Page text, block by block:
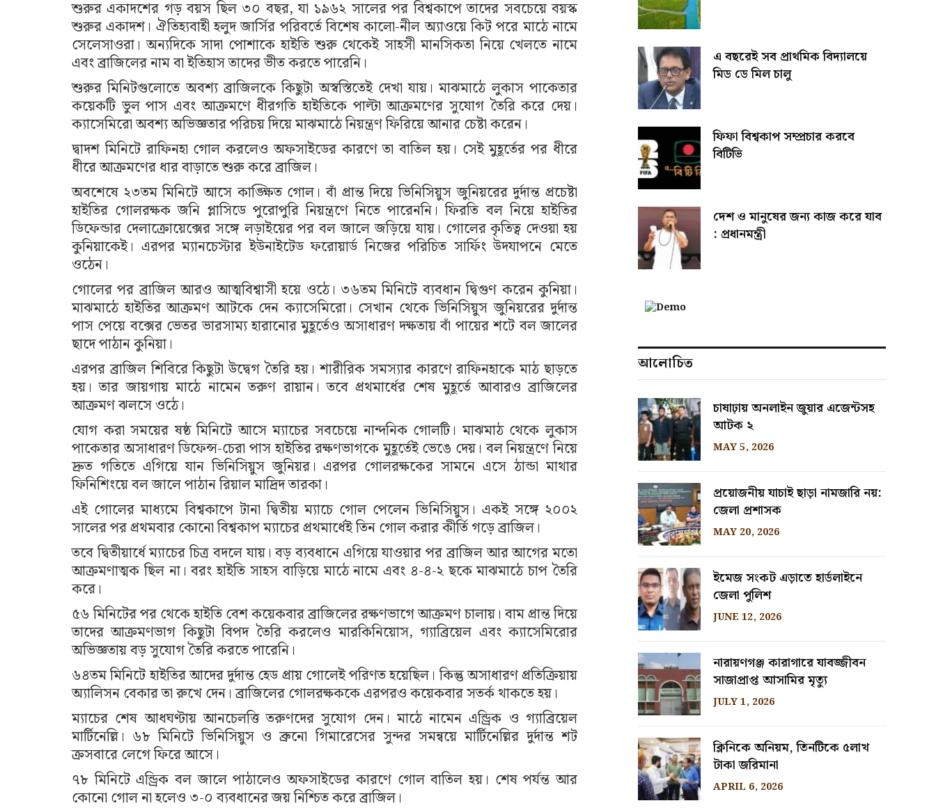
শুরুর একাদশের গড় বয়স ছিল ৩০ বছর, যা ১৯৬২ সালের পর বিশ্বকাপে তাদের সবচেয়ে বয়স্ক
শুরুর একাদশ। ঐতিহ্যবাহী হলুদ জার্সির পরিবর্তে বিশেষ কালো-নীল অ্যাওয়ে কিট পরে মাঠে নামে
সেলেসাওরা। অন্যদিকে সাদা পোশাকে হাইতি শুরু থেকেই সাহসী মানসিকতা নিয়ে খেলতে নামে
এবং ব্রাজিলের নাম বা ইতিহাস তাদের ভীত করতে পারেনি।
শুরুর মিনিটগুলোতে অবশ্য ব্রাজিলকে কিছুটা অস্বস্তিতেই দেখা যায়। মাঝমাঠে লুকাস পাকেতার
কয়েকটি ভুল পাস এবং আক্রমণে ধীরগতি হাইতিকে পাল্টা আক্রমণের সুযোগ তৈরি করে দেয়।
ক্যাসেমিরো অবশ্য অভিজ্ঞতার পরিচয় দিয়ে মাঝমাঠে নিয়ন্ত্রণ ফিরিয়ে আনার চেষ্টা করেন।
দ্বাদশ মিনিটে রাফিনহা গোল করলেও অফসাইডের কারণে তা বাতিল হয়। সেই মুহূর্তের পর ধীরে
ধীরে আক্রমণের ধার বাড়াতে শুরু করে ব্রাজিল।
অবশেষে ২৩তম মিনিটে আসে কাঙ্ক্ষিত গোল। বাঁ প্রান্ত দিয়ে ভিনিসিয়ুস জুনিয়রের দুর্দান্ত প্রচেষ্টা
হাইতির গোলরক্ষক জনি প্লাসিডে পুরোপুরি নিয়ন্ত্রণে নিতে পারেননি। ফিরতি বল নিয়ে হাইতির
ডিফেন্ডার দেলাক্রোয়েক্সের সঙ্গে লড়াইয়ের পর বল জালে জড়িয়ে যায়। গোলের কৃতিত্ব দেওয়া হয়
কুনিয়াকেই। এরপর ম্যানচেস্টার ইউনাইটেড ফরোয়ার্ড নিজের পরিচিত সার্ফিং উদযাপনে মেতে
ওঠেন।
গোলের পর ব্রাজিল আরও আত্মবিশ্বাসী হয়ে ওঠে। ৩৬তম মিনিটে ব্যবধান দ্বিগুণ করেন কুনিয়া।
মাঝমাঠে হাইতির আক্রমণ আটকে দেন ক্যাসেমিরো। সেখান থেকে ভিনিসিয়ুস জুনিয়রের দুর্দান্ত
পাস পেয়ে বক্সের ভেতর ভারসাম্য হারানোর মুহূর্তেও অসাধারণ দক্ষতায় বাঁ পায়ের শটে বল জালের
ছাদে পাঠান কুনিয়া।
এরপর ব্রাজিল শিবিরে কিছুটা উদ্বেগ তৈরি হয়। শারীরিক সমস্যার কারণে রাফিনহাকে মাঠ ছাড়তে
হয়। তার জায়গায় মাঠে নামেন তরুণ রায়ান। তবে প্রথমার্ধের শেষ মুহূর্তে আবারও ব্রাজিলের
আক্রমণ ঝলসে ওঠে।
যোগ করা সময়ের ষষ্ঠ মিনিটে আসে ম্যাচের সবচেয়ে নান্দনিক গোলটি। মাঝমাঠ থেকে লুকাস
পাকেতার অসাধারণ ডিফেন্স-চেরা পাস হাইতির রক্ষণভাগকে মুহূর্তেই ভেঙে দেয়। বল নিয়ন্ত্রণে নিয়ে
দ্রুত গতিতে এগিয়ে যান ভিনিসিয়ুস জুনিয়র। এরপর গোলরক্ষকের সামনে এসে ঠান্ডা মাথার
ফিনিশিংয়ে বল জালে পাঠান রিয়াল মাদ্রিদ তারকা।
এই গোলের মাধ্যমে বিশ্বকাপে টানা দ্বিতীয় ম্যাচে গোল পেলেন ভিনিসিয়ুস। একই সঙ্গে ২০০২
সালের পর প্রথমবার কোনো বিশ্বকাপ ম্যাচের প্রথমার্ধেই তিন গোল করার কীর্তি গড়ে ব্রাজিল।
তবে দ্বিতীয়ার্ধে ম্যাচের চিত্র বদলে যায়। বড় ব্যবধানে এগিয়ে যাওয়ার পর ব্রাজিল আর আগের মতো
আক্রমণাত্মক ছিল না। বরং হাইতি সাহস বাড়িয়ে মাঠে নামে এবং ৪-৪-২ ছকে মাঝমাঠে চাপ তৈরি
করে।
৫৬ মিনিটের পর থেকে হাইতি বেশ কয়েকবার ব্রাজিলের রক্ষণভাগে আক্রমণ চালায়। বাম প্রান্ত দিয়ে
তাদের আক্রমণভাগ কিছুটা বিপদ তৈরি করলেও মারকিনিয়োস, গ্যাব্রিয়েল এবং ক্যাসেমিরোর
অভিজ্ঞতায় বড় সুযোগ তৈরি করতে পারেনি।
৬৪তম মিনিটে হাইতির আদের দুর্দান্ত হেড প্রায় গোলেই পরিণত হয়েছিল। কিন্তু অসাধারণ প্রতিক্রিয়ায়
অ্যালিসন বেকার তা রুখে দেন। ব্রাজিলের গোলরক্ষককে এরপরও কয়েকবার সতর্ক থাকতে হয়।
ম্যাচের শেষ আধঘণ্টায় আনচেলত্তি তরুণদের সুযোগ দেন। মাঠে নামেন এন্ড্রিক ও গ্যাব্রিয়েল
মার্টিনেল্লি। ৬৮ মিনিটে ভিনিসিয়ুস ও ব্রুনো গিমারেসের সুন্দর সমন্বয়ে মার্টিনেল্লির দুর্দান্ত শট
ক্রসবারে লেগে ফিরে আসে।
৭৮ মিনিটে এন্ড্রিক বল জালে পাঠালেও অফসাইডের কারণে গোল বাতিল হয়। শেষ পর্যন্ত আর
কোনো গোল না হলেও ৩-০ ব্যবধানের জয় নিশ্চিত করে ব্রাজিল।
এ বছরেই সব প্রাথমিক বিদ্যালয়ে
মিড ডে মিল চালু
ফিফা বিশ্বকাপ সম্প্রচার করবে
বিটিভি
দেশ ও মানুষের জন্য কাজ করে যাব
: প্রধানমন্ত্রী
আলোচিত
চাষাঢ়ায় অনলাইন জুয়ার এজেন্টসহ
আটক ২
MAY 5, 2026
প্রয়োজনীয় যাচাই ছাড়া নামজারি নয়:
জেলা প্রশাসক
MAY 20, 2026
ইমেজ সংকট এড়াতে হার্ডলাইনে
জেলা পুলিশ
JUNE 12, 2026
নারায়ণগঞ্জ কারাগারে যাবজ্জীবন
সাজাপ্রাপ্ত আসামির মৃত্যু
JULY 1, 2026
ক্লিনিকে অনিয়ম, তিনটিকে ৫লাখ
টাকা জরিমানা
APRIL 6, 2026